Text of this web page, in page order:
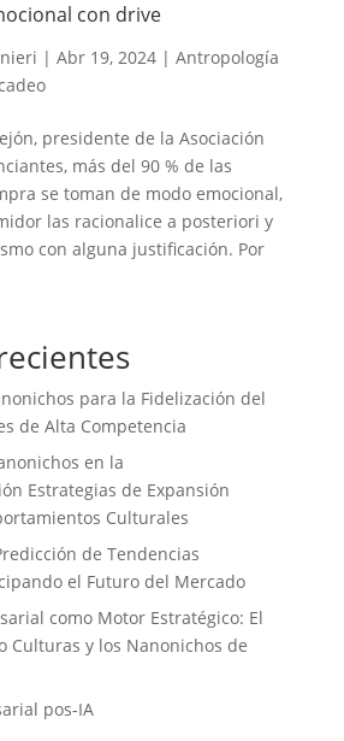
con drive
| Abr 19, 2024| Antropología
presidente de la Asociación
más del 90 % de las
se toman de modo emocional,
las racionalice a posteriori y
con alguna justificación. Por
para la Fidelización del
de Alta Competencia
en la
Estrategias de Expansión
Culturales
de Tendencias
el Futuro del Mercado
como Motor Estratégico: El
Culturas y los Nanonichos de
pos-IA